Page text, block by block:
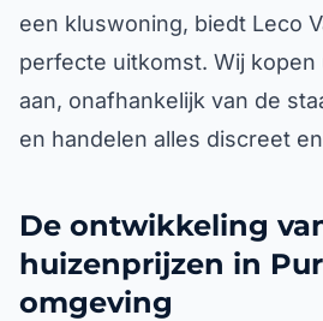
een kluswoning, biedt Leco
perfecte uitkomst. Wij
aan, onafhankelijk van de
en handelen alles discreet
De ontwikkeling
huizenprijzen in
omgeving